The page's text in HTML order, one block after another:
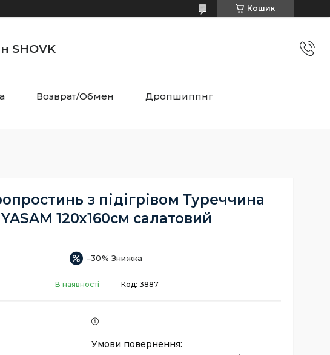
Кошик
SHOVK
Возврат/Обмен Дропшиппнг
з підігрівом Туреччина
YASAM 120х160см салатовий
–30%
В наявності Код: 3887